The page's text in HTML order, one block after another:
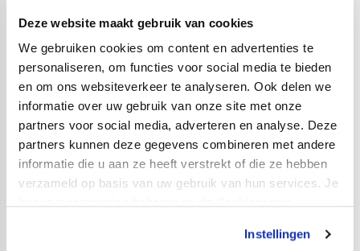
Deze website maakt gebruik van cookies
We gebruiken cookies om content en advertenties te
personaliseren, om functies voor social media te bieden
en om ons websiteverkeer te analyseren. Ook delen we
informatie over uw gebruik van onze site met onze
partners voor social media, adverteren en analyse. Deze
partners kunnen deze gegevens combineren met andere
informatie die u aan ze heeft verstrekt of die ze hebben
verzameld op basis van uw gebruik van hun services. Je
Instellingen
Gele kaarten: Julian Baas (Excelsior)
Rode kaarten:
Toeschouwers:0.
Scheidsrechter:Robin Gansner
Alessandro Damen; Siebe Horemans, Abdallah